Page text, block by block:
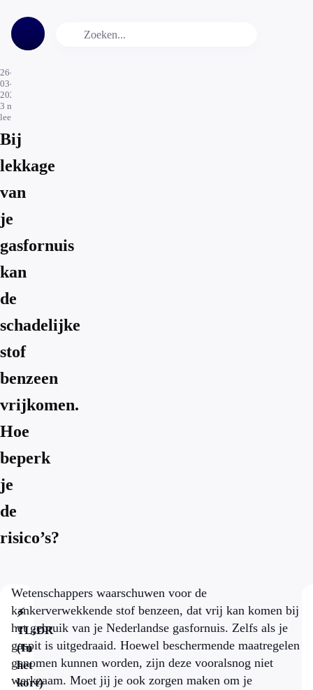
26-
03-
2026
3 min.
leestijd
Bij
lekkage
van
je
gasfornuis
kan
de
schadelijke
stof
benzeen
vrijkomen.
Hoe
beperk
je
de
risico’s?
⚡
TL;DR
(In
het
kort)
Wetenschappers waarschuwen voor de
kankerverwekkende stof benzeen, dat vrij kan komen bij
het gebruik van je Nederlandse gasfornuis. Zelfs als je
gaspit is uitgedraaid. Hoewel beschermende maatregelen
genomen kunnen worden, zijn deze vooralsnog niet
werkzaam. Moet jij je ook zorgen maken om je